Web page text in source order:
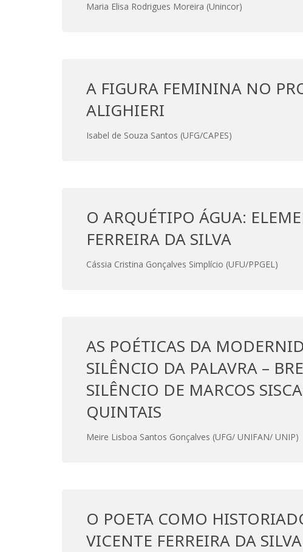
Maria Elisa Rodrigues Moreira (Unincor)
A FIGURA FEMININA NO
ALIGHIERI
Isabel de Souza Santos (UFG/CAPES)
O ARQUÉTIPO ÁGUA:
FERREIRA DA SILVA
Cássia Cristina Gonçalves Simplício (UFU/PPGEL)
AS POÉTICAS DA
SILÊNCIO DA PALAVRA –
SILÊNCIO DE MARCOS
QUINTAIS
Meire Lisboa Santos Gonçalves (UFG/ UNIFAN/ UNIP)
O POETA COMO
VICENTE FERREIRA DA SILVA